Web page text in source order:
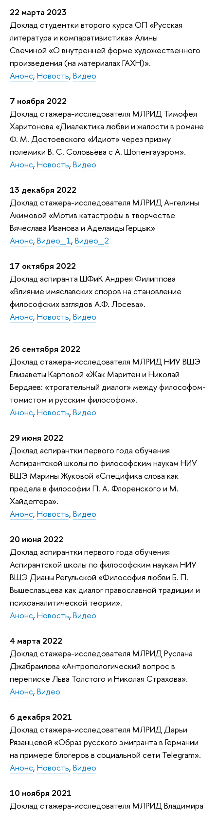
22 марта 2023
Доклад студентки второго курса ОП «Русская
литература и компаративистика» Алины
Свечиной «О внутренней форме художественного
произведения (на материалах ГАХН)».
Анонс, Новость, Видео
7 ноября 2022
Доклад стажера-исследователя МЛРИД Тимофея
Харитонова «Диалектика любви и жалости в романе
Ф. М. Достоевского «Идиот» через призму
полемики В. С. Соловьёва с А. Шопенгауэром».
Анонс, Новость, Видео
13 декабря 2022
Доклад стажера-исследователя МЛРИД Ангелины
Акимовой «Мотив катастрофы в творчестве
Вячеслава Иванова и Аделаиды Герцык»
Анонс, Видео_1, Видео_2
17 октября 2022
Доклад аспиранта ШФиК Андрея Филиппова
«Влияние имяславских споров на становление
философских взглядов А.Ф. Лосева».
Анонс, Новость, Видео
26 сентября 2022
Доклад стажера-исследователя МЛРИД НИУ ВШЭ
Елизаветы Карповой «Жак Маритен и Николай
Бердяев: «трогательный диалог» между философом-
томистом и русским философом».
Анонс, Новость, Видео
29 июня 2022
Доклад аспирантки первого года обучения
Aспирантской школы по философским наукам НИУ
ВШЭ Марины Жуковой «Специфика cлова как
предела в философии П. А. Флоренского и М.
Хайдеггера».
Анонс, Новость, Видео
20 июня 2022
Доклад аспирантки первого года обучения
Аспирантской школы по философским наукам НИУ
ВШЭ Дианы Регульской «Философия любви Б. П.
Вышеславцева как диалог православной традиции и
психоаналитической теории».
Анонс, Новость, Видео
4 марта 2022
Доклад стажера-исследователя МЛРИД Руслана
Джабраилова «Антропологический вопрос в
переписке Льва Толстого и Николая Страхова».
Анонс, Видео
6 декабря 2021
Доклад стажера-исследователя МЛРИД Дарьи
Рязанцевой «Образ русского эмигранта в Германии
на примере блогеров в социальной сети Telegram».
Анонс, Новость, Видео
10 ноября 2021
Доклад стажера-исследователя МЛРИД Владимира